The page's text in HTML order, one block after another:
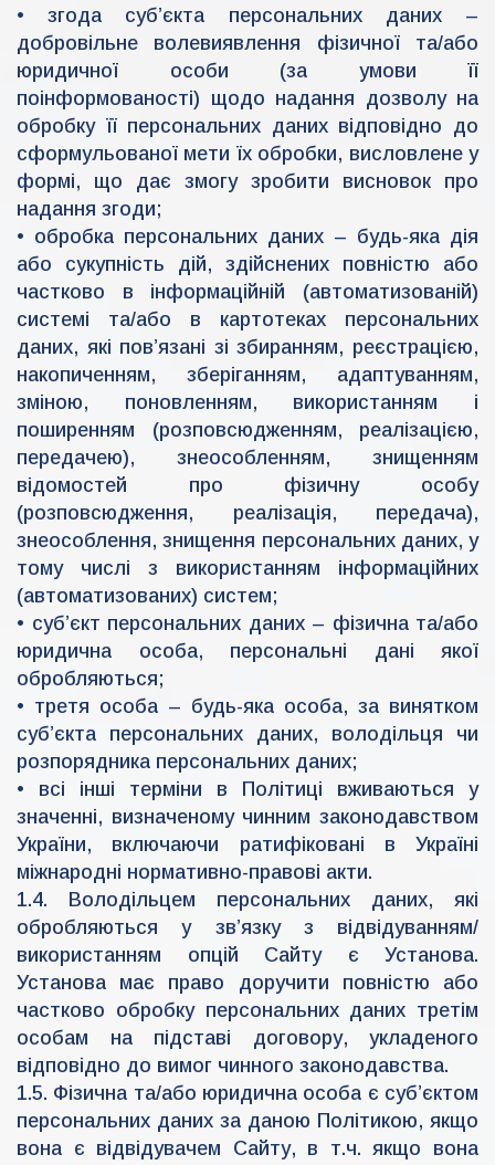
• згода суб’єкта персональних даних –
добровільне волевиявлення фізичної та/або
юридичної особи (за умови її
поінформованості) щодо надання дозволу на
обробку її персональних даних відповідно до
сформульованої мети їх обробки, висловлене у
формі, що дає змогу зробити висновок про
надання згоди;
• обробка персональних даних – будь-яка дія
або сукупність дій, здійснених повністю або
частково в інформаційній (автоматизованій)
системі та/або в картотеках персональних
даних, які пов’язані зі збиранням, реєстрацією,
накопиченням, зберіганням, адаптуванням,
зміною, поновленням, використанням і
поширенням (розповсюдженням, реалізацією,
передачею), знеособленням, знищенням
відомостей про фізичну особу
(розповсюдження, реалізація, передача),
знеособлення, знищення персональних даних, у
тому числі з використанням інформаційних
(автоматизованих) систем;
• суб’єкт персональних даних – фізична та/або
юридична особа, персональні дані якої
обробляються;
• третя особа – будь-яка особа, за винятком
суб’єкта персональних даних, володільця чи
розпорядника персональних даних;
• всі інші терміни в Політиці вживаються у
значенні, визначеному чинним законодавством
України, включаючи ратифіковані в Україні
міжнародні нормативно-правові акти.
1.4. Володільцем персональних даних, які
обробляються у зв’язку з відвідуванням/
використанням опцій Сайту є Установа.
Установа має право доручити повністю або
частково обробку персональних даних третім
особам на підставі договору, укладеного
відповідно до вимог чинного законодавства.
1.5. Фізична та/або юридична особа є суб’єктом
персональних даних за даною Політикою, якщо
вона є відвідувачем Сайту, в т.ч. якщо вона